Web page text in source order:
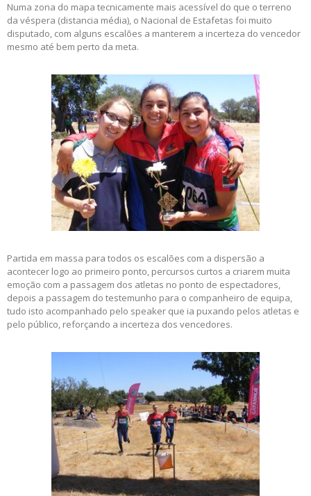
Numa zona do mapa tecnicamente mais acessível do que o terreno
da véspera (distancia média), o Nacional de Estafetas foi muito
disputado, com alguns escalões a manterem a incerteza do vencedor
mesmo até bem perto da meta.
Partida em massa para todos os escalões com a dispersão a
acontecer logo ao primeiro ponto, percursos curtos a criarem muita
emoção com a passagem dos atletas no ponto de espectadores,
depois a passagem do testemunho para o companheiro de equipa,
tudo isto acompanhado pelo speaker que ia puxando pelos atletas e
pelo público, reforçando a incerteza dos vencedores.